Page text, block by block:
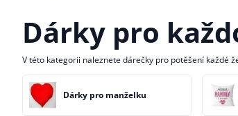
Dárky pro
V této kategorii naleznete dárečky pro potěšení každé
Dárky pro manželku